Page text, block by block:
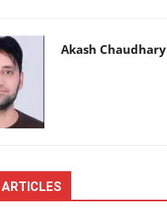
Akash Chaudhary